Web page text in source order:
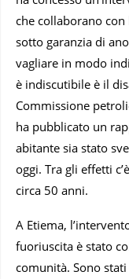
che collaborano con
sotto garanzia di
vagliare in modo
è indiscutibile è il
Commissione
ha pubblicato un
abitante sia stato
oggi. Tra gli effetti
circa 50 anni.
A Etiema,
fuoriuscita è stato
comunità. Sono